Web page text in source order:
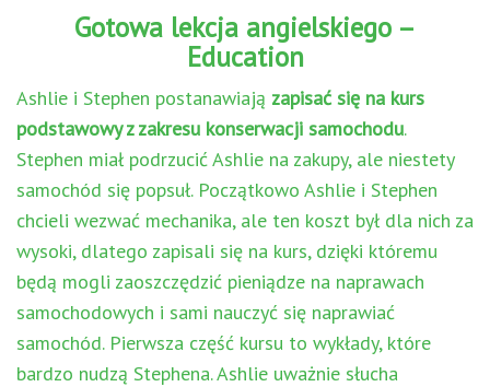
Gotowa lekcja angielskiego –
Education
Ashlie i Stephen postanawiają zapisać się na kurs
podstawowy z zakresu konserwacji samochodu.
Stephen miał podrzucić Ashlie na zakupy, ale niestety
samochód się popsuł. Początkowo Ashlie i Stephen
chcieli wezwać mechanika, ale ten koszt był dla nich za
wysoki, dlatego zapisali się na kurs, dzięki któremu
będą mogli zaoszczędzić pieniądze na naprawach
samochodowych i sami nauczyć się naprawiać
samochód. Pierwsza część kursu to wykłady, które
bardzo nudzą Stephena. Ashlie uważnie słucha